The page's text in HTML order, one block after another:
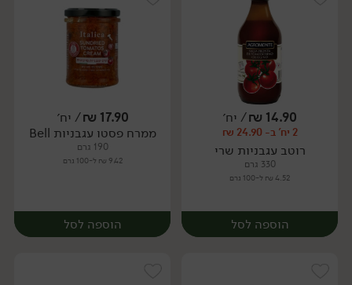
יח׳ יח׳
14.90
₪/ יח׳
2 יח' ב- 24.90 ₪
רוטב עגבניות שרי
330 גרם
4.52 ₪ ל-100 גרם
הוספה לסל
17.90
₪/ יח׳
ממרח פסטו עגבניות Bell
190 גרם
9.42 ₪ ל-100 גרם
הוספה לסל